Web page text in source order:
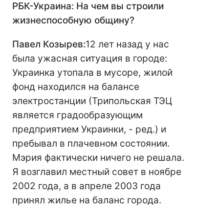
РБК-Украина: На чем вы строили
жизнеспособную общину?
Павел Козырев:12 лет назад у нас
была ужасная ситуация в городе:
Украинка утопала в мусоре, жилой
фонд находился на балансе
электростанции (Трипольская ТЭЦ
является градообразующим
предприятием Украинки, - ред.) и
пребывал в плачевном состоянии.
Мэрия фактически ничего не решала.
Я возглавил местный совет в ноябре
2002 года, а в апреле 2003 года
принял жилье на баланс города.